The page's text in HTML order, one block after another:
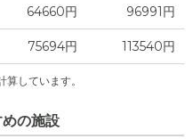
-
64660円 96991円
75694円 113540円
しています。
の施設